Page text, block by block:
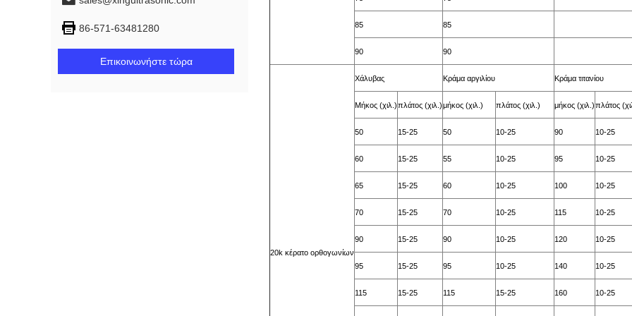
86-571-63481280
Επικοινωνήστε τώρα
85 85
90 90
20k κέρατο ορθογωνίων
Χάλυβας Κράμα αργιλίου Κράμα τιτανίου
Μήκος (χιλ.)πλάτος (χιλ.)μήκος (χιλ.) πλάτος (χιλ.) μήκος (χιλ.)πλάτος
50 15-25 50 10-25 90 10-25
60 15-25 55 10-25 95 10-25
65 15-25 60 10-25 100 10-25
70 15-25 70 10-25 115 10-25
90 15-25 90 10-25 120 10-25
95 15-25 95 10-25 140 10-25
115 15-25 115 15-25 160 10-25